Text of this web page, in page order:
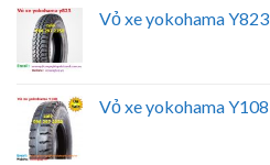
Vỏ xe yokohama Y823
Vỏ xe yokohama Y108